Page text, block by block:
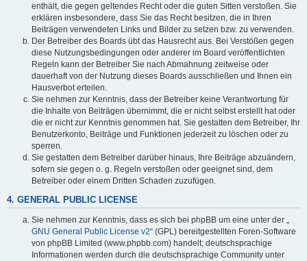
enthält, die gegen geltendes Recht oder die guten Sitten verstoßen. Sie
erklären insbesondere, dass Sie das Recht besitzen, die in Ihren
Beiträgen verwendeten Links und Bilder zu setzen bzw. zu verwenden.
Der Betreiber des Boards übt das Hausrecht aus. Bei Verstößen gegen
diese Nutzungsbedingungen oder anderer im Board veröffentlichten
Regeln kann der Betreiber Sie nach Abmahnung zeitweise oder
dauerhaft von der Nutzung dieses Boards ausschließen und Ihnen ein
Hausverbot erteilen.
Sie nehmen zur Kenntnis, dass der Betreiber keine Verantwortung für
die Inhalte von Beiträgen übernimmt, die er nicht selbst erstellt hat oder
die er nicht zur Kenntnis genommen hat. Sie gestatten dem Betreiber, Ihr
Benutzerkonto, Beiträge und Funktionen jederzeit zu löschen oder zu
sperren.
Sie gestatten dem Betreiber darüber hinaus, Ihre Beiträge abzuändern,
sofern sie gegen o. g. Regeln verstoßen oder geeignet sind, dem
Betreiber oder einem Dritten Schaden zuzufügen.
4. GENERAL PUBLIC LICENSE
Sie nehmen zur Kenntnis, dass es sich bei phpBB um eine unter der „
GNU General Public License v2“ (GPL) bereitgestellten Foren-Software
von phpBB Limited (www.phpbb.com) handelt; deutschsprachige
Informationen werden durch die deutschsprachige Community unter